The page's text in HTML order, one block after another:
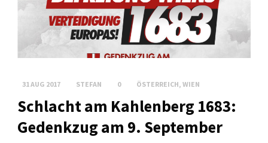
31 AUG 2017 STEFAN 0 ÖSTERREICH, WIEN
Schlacht am Kahlenberg 1683:
Gedenkzug am 9. September